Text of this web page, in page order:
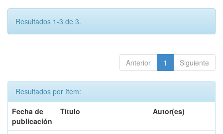
Resultados 1-3 de 3.
Anterior 1 Siguiente
Resultados por ítem:
Fecha de
publicación
Título Autor(es)